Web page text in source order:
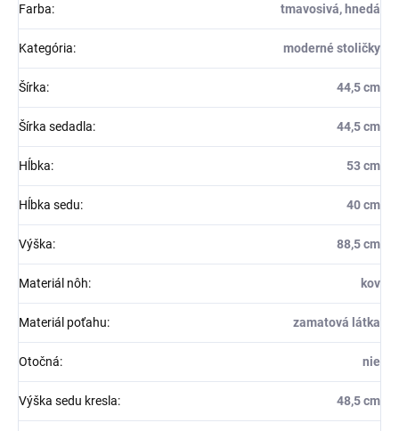
Farba: tmavosivá, hnedá
Kategória: moderné stoličky
Šírka: 44,5 cm
Šírka sedadla: 44,5 cm
Hĺbka: 53 cm
Hĺbka sedu: 40 cm
Výška: 88,5 cm
Materiál nôh: kov
Materiál poťahu: zamatová látka
Otočná: nie
Výška sedu kresla: 48,5 cm